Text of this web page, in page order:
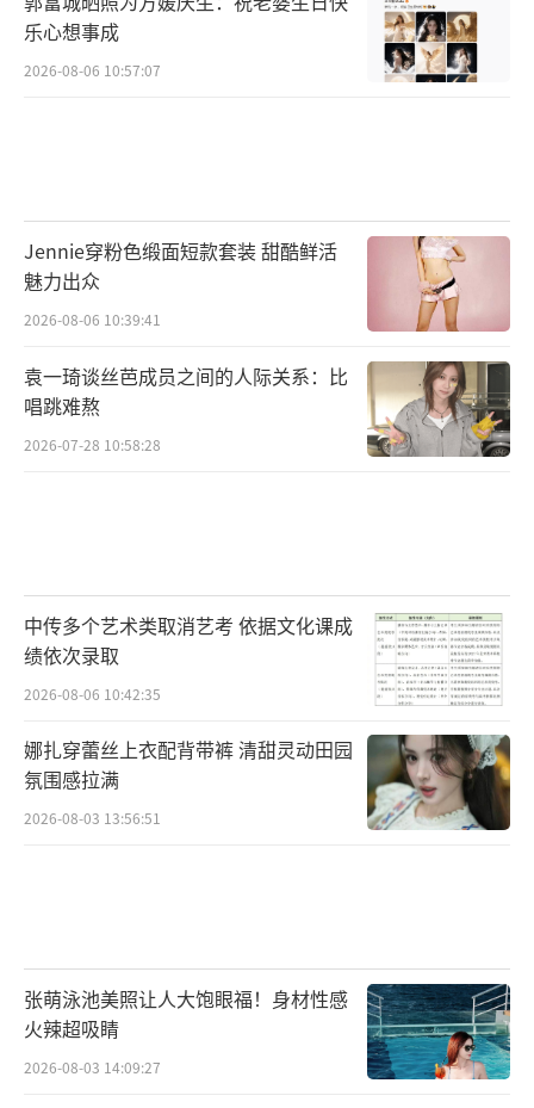
乐心想事成
2026-08-06 10:57:07
Jennie穿粉色缎面短款套装 甜酷鲜活
魅力出众
2026-08-06 10:39:41
袁一琦谈丝芭成员之间的人际关系：比
唱跳难熬
2026-07-28 10:58:28
中传多个艺术类取消艺考 依据文化课成
绩依次录取
2026-08-06 10:42:35
娜扎穿蕾丝上衣配背带裤 清甜灵动田园
氛围感拉满
2026-08-03 13:56:51
张萌泳池美照让人大饱眼福！身材性感
火辣超吸睛
2026-08-03 14:09:27